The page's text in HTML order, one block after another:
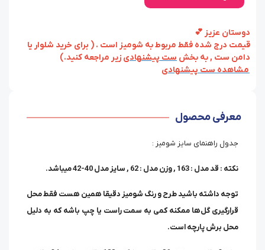
دوستان عزیز 💕
قیمت درج شده فقط مربوط به شومیز است . ( برای خرید شلوار یا
دامن ست , به بخش ست پیشنهادی زیر مراجعه کنید.)
مشاهده ست پیشنهادی
معرفی محصول
جدول راهنمای سایز شومیز :
نکته : قد مدل : 163 , وزن مدل : 62 , سایز مدل 40-42 میباشد.
توجه داشته باشید طرح و رنگ شومیز دقیقا همین هست فقط محل
قرارگیری گل‌ها ممکنه کمی به سمت راست یا چپ باشه که به دلیل
محل برش پارچه است.